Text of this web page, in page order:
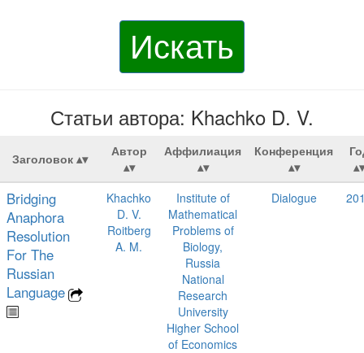
Искать
Статьи автора: Khachko D. V.
Заголовок Автор Аффилиация Конференция
Bridging
Anaphora
Resolution
For The
Russian
Language
Khachko
D. V.
Roitberg
A. M.
Institute of
Mathematical
Problems of
Biology,
Russia
National
Research
University
Higher School
of Economics
Dialogue